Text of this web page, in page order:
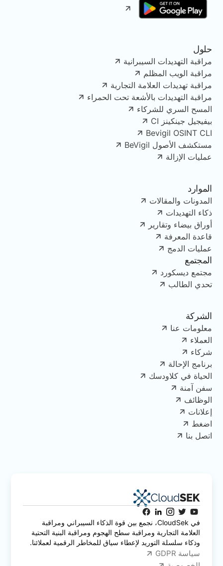
حلول
مراقبة التهديدات السيبرانية
مراقبة الويب المظلم
مراقبة تهديدات العلامة التجارية
مراقبة التهديدات بالأشعة تحت الحمراء
المسح السري للشركاء
بيفيجيل جينكينز CI
Bevigil OSINT CLI
مستكشف الأصول BeVigil
عمليات الإزالة
الموارد
المدونات والمقالات
ذكاء التهديدات
أوراق بيضاء وتقارير
قاعدة المعرفة
عمليات الدمج
المجتمع
مجتمع ديسكورد
تحدي الطالب
الشركة
معلومات عنا
العملاء
شركاء
برنامج الإحالة
الحياة في كلاودسك
سفن آمنة
الوظائف
إعلانات
اضغط
اتصل بنا
في CloudSek، نجمع بين قوة الذكاء السيبراني ومراقبة
العلامة التجارية ومراقبة سطح الهجوم ومراقبة البنية التحتية
وذكاء سلسلة التوريد لإعطاء سياق للمخاطر الرقمية لعملائنا.
سياسة GDPR